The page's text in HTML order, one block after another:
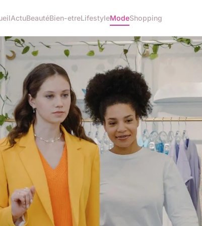
ActuBeautéBien-etreLifestyleModeShopping